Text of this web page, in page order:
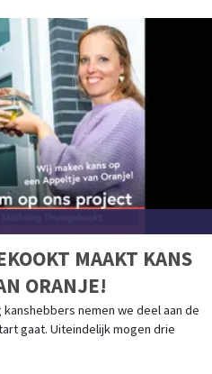
MAAKT KANS
ORANJE!
kanshebbers nemen we deel aan de
gaat. Uiteindelijk mogen drie